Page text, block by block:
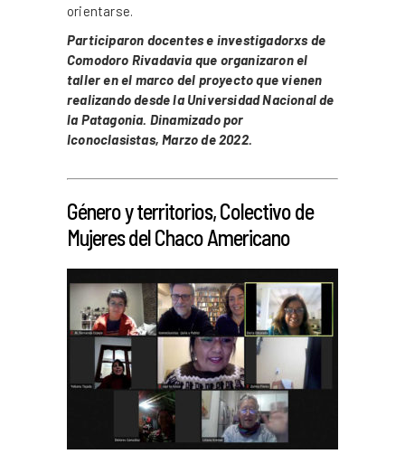
orientarse.
Participaron docentes e investigadorxs de
Comodoro Rivadavia que organizaron el
taller en el marco del proyecto que vienen
realizando desde la Universidad Nacional de
la Patagonia. Dinamizado por
Iconoclasistas, Marzo de 2022.
Género y territorios, Colectivo de
Mujeres del Chaco Americano